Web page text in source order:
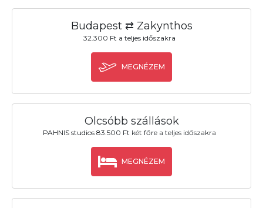
Budapest ⇄ Zakynthos
32.300 Ft a teljes időszakra
MEGNÉZEM
Olcsóbb szállások
PAHNIS studios 83.500 Ft két főre a teljes időszakra
MEGNÉZEM